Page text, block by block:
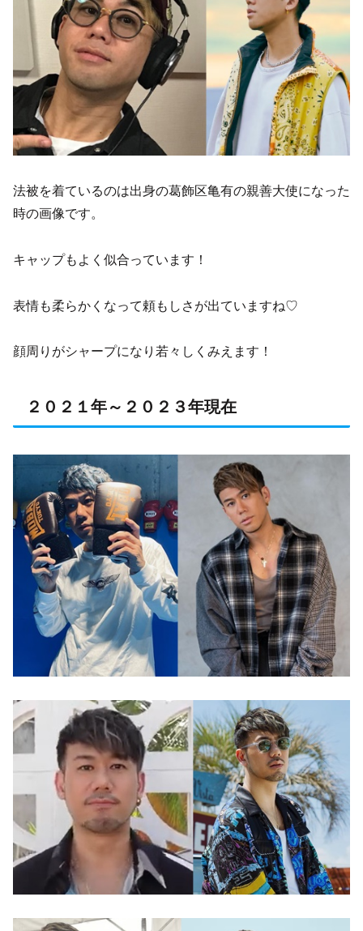
法被を着ているのは出身の葛飾区亀有の親善大使になった
時の画像です。
キャップもよく似合っています！
表情も柔らかくなって頼もしさが出ていますね♡
顔周りがシャープになり若々しくみえます！
２０２１年～２０２３年現在